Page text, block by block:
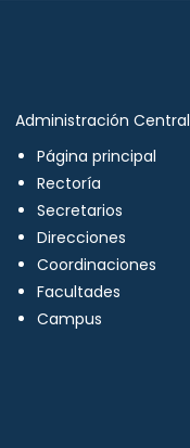
Administración Central
Página principal
Rectoría
Secretarios
Direcciones
Coordinaciones
Facultades
Campus